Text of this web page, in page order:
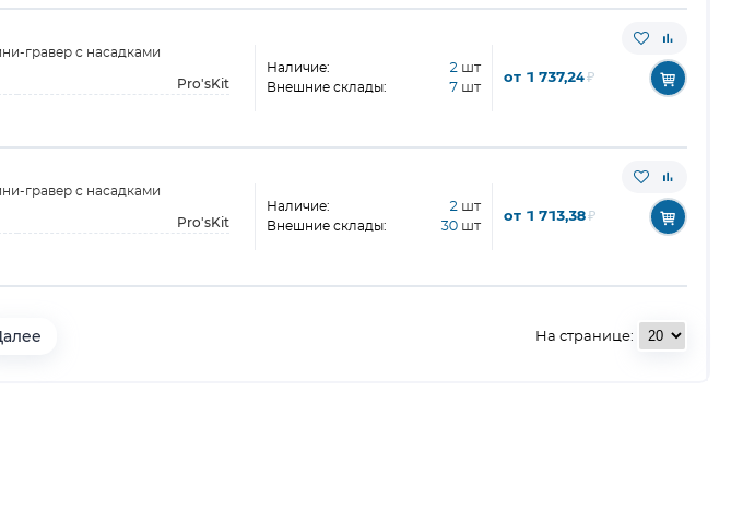
гравер с насадками
Pro'sKit
Наличие: 2 шт
Внешние склады: 7 шт
от 1 737,24₽
гравер с насадками
Pro'sKit
Наличие: 2 шт
Внешние склады: 30 шт
от 1 713,38₽
На странице: